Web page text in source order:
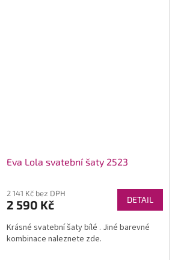
Eva Lola svatební šaty 2523
2 141 Kč bez DPH
2 590 Kč DETAIL
Krásné svatební šaty bílé . Jiné barevné
kombinace naleznete zde.